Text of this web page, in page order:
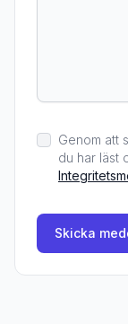
Genom att
du har läst
Skicka